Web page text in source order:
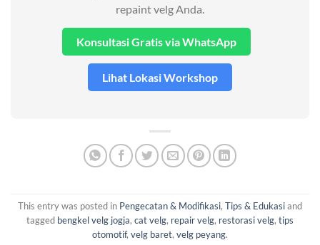
repaint velg Anda.
Konsultasi Gratis via WhatsApp
Lihat Lokasi Workshop
This entry was posted in Pengecatan & Modifikasi, Tips & Edukasiand
tagged bengkel velg jogja, cat velg, repair velg, restorasi velg, tips
otomotif, velg baret, velg peyang.